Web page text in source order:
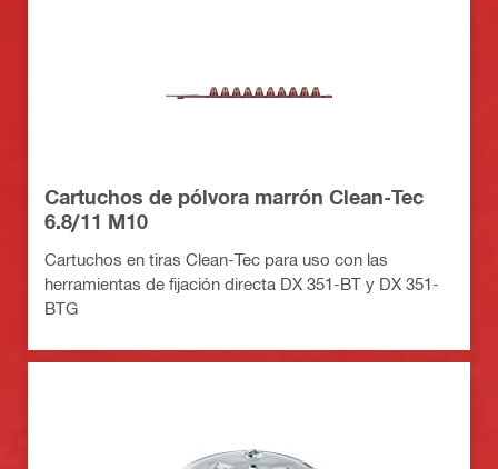
Cartuchos de pólvora marrón Clean-Tec
6.8/11 M10
Cartuchos en tiras Clean-Tec para uso con las
herramientas de fijación directa DX 351-BT y DX 351-
BTG